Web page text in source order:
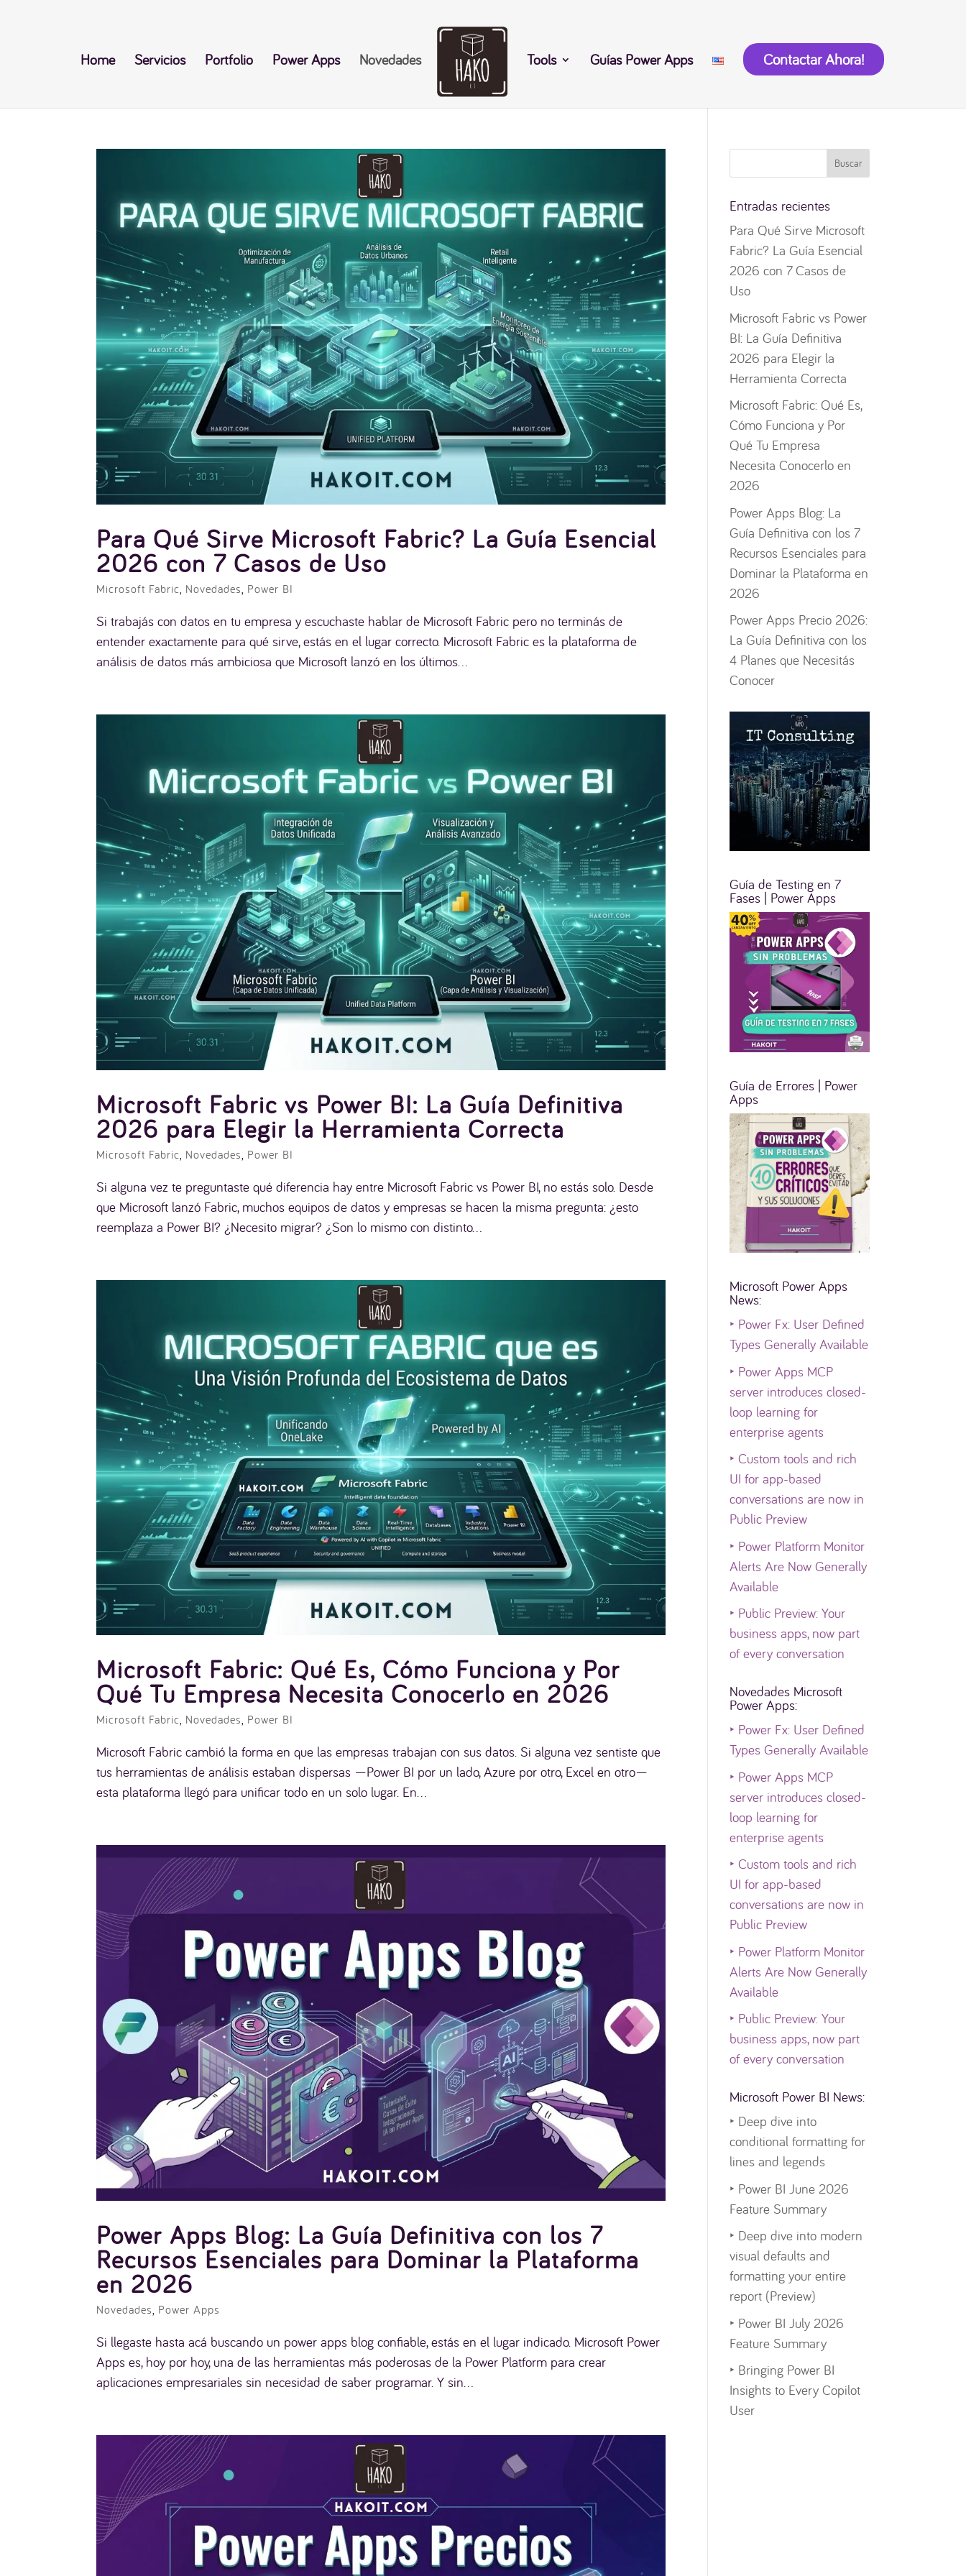
Home Servicios Portfolio Power Apps Novedades Tools Guías Power Apps Contactar Ahora!
Para Qué Sirve Microsoft Fabric? La Guía Esencial
2026 con 7 Casos de Uso
Microsoft Fabric Novedades Power BI
Si trabajás con datos en tu empresa y escuchaste hablar de Microsoft Fabric pero no terminás de
entender exactamente para qué sirve, estás en el lugar correcto. Microsoft Fabric es la plataforma de
análisis de datos más ambiciosa que Microsoft lanzó en los últimos...
Microsoft Fabric vs Power BI: La Guía Definitiva
2026 para Elegir la Herramienta Correcta
Microsoft Fabric Novedades Power BI
Si alguna vez te preguntaste qué diferencia hay entre Microsoft Fabric vs Power BI, no estás solo. Desde
que Microsoft lanzó Fabric, muchos equipos de datos y empresas se hacen la misma pregunta: ¿esto
reemplaza a Power BI? ¿Necesito migrar? ¿Son lo mismo con distinto...
Microsoft Fabric: Qué Es, Cómo Funciona y Por
Qué Tu Empresa Necesita Conocerlo en 2026
Microsoft Fabric, Novedades, Power BI
Microsoft Fabric cambió la forma en que las empresas trabajan con sus datos. Si alguna vez sentiste que
tus herramientas de análisis estaban dispersas —Power BI por un lado, Azure por otro, Excel en otro—
esta plataforma llegó para unificar todo en un solo lugar. En...
Power Apps Blog: La Guía Definitiva con los 7
Recursos Esenciales para Dominar la Plataforma
en 2026
Novedades, Power Apps
Si llegaste hasta acá buscando un power apps blog confiable, estás en el lugar indicado. Microsoft Power
Apps es, hoy por hoy, una de las herramientas más poderosas de la Power Platform para crear
aplicaciones empresariales sin necesidad de saber programar. Y sin...
Entradas recientes
Para Qué Sirve Microsoft
Fabric? La Guía Esencial
2026 con 7 Casos de
Uso
Microsoft Fabric vs Power
BI: La Guía Definitiva
2026 para Elegir la
Herramienta Correcta
Microsoft Fabric: Qué Es,
Cómo Funciona y Por
Qué Tu Empresa
Necesita Conocerlo en
2026
Power Apps Blog: La
Guía Definitiva con los 7
Recursos Esenciales para
Dominar la Plataforma en
2026
Power Apps Precio 2026:
La Guía Definitiva con los
4 Planes que Necesitás
Conocer
Guía de Testing en 7
Fases | Power Apps
Guía de Errores | Power
Apps
Microsoft Power Apps
News:
‣ Power Fx: User Defined
Types Generally Available
‣ Power Apps MCP
server introduces closed-
loop learning for
enterprise agents
‣ Custom tools and rich
UI for app-based
conversations are now in
Public Preview
‣ Power Platform Monitor
Alerts Are Now Generally
Available
‣ Public Preview: Your
business apps, now part
of every conversation
Novedades Microsoft
Power Apps:
‣ Power Fx: User Defined
Types Generally Available
‣ Power Apps MCP
server introduces closed-
loop learning for
enterprise agents
‣ Custom tools and rich
UI for app-based
conversations are now in
Public Preview
‣ Power Platform Monitor
Alerts Are Now Generally
Available
‣ Public Preview: Your
business apps, now part
of every conversation
Microsoft Power BI News:
‣ Deep dive into
conditional formatting for
lines and legends
‣ Power BI June 2026
Feature Summary
‣ Deep dive into modern
visual defaults and
formatting your entire
report (Preview)
‣ Power BI July 2026
Feature Summary
‣ Bringing Power BI
Insights to Every Copilot
User